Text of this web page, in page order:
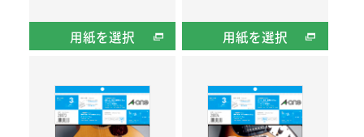
用紙を選択 用紙を選択